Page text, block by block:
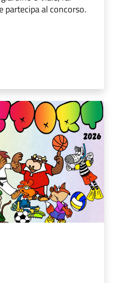
partecipa al concorso.